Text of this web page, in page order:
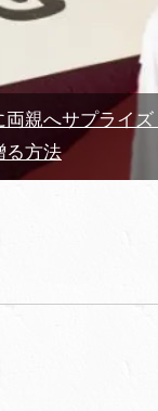
親へサプライ
る方法